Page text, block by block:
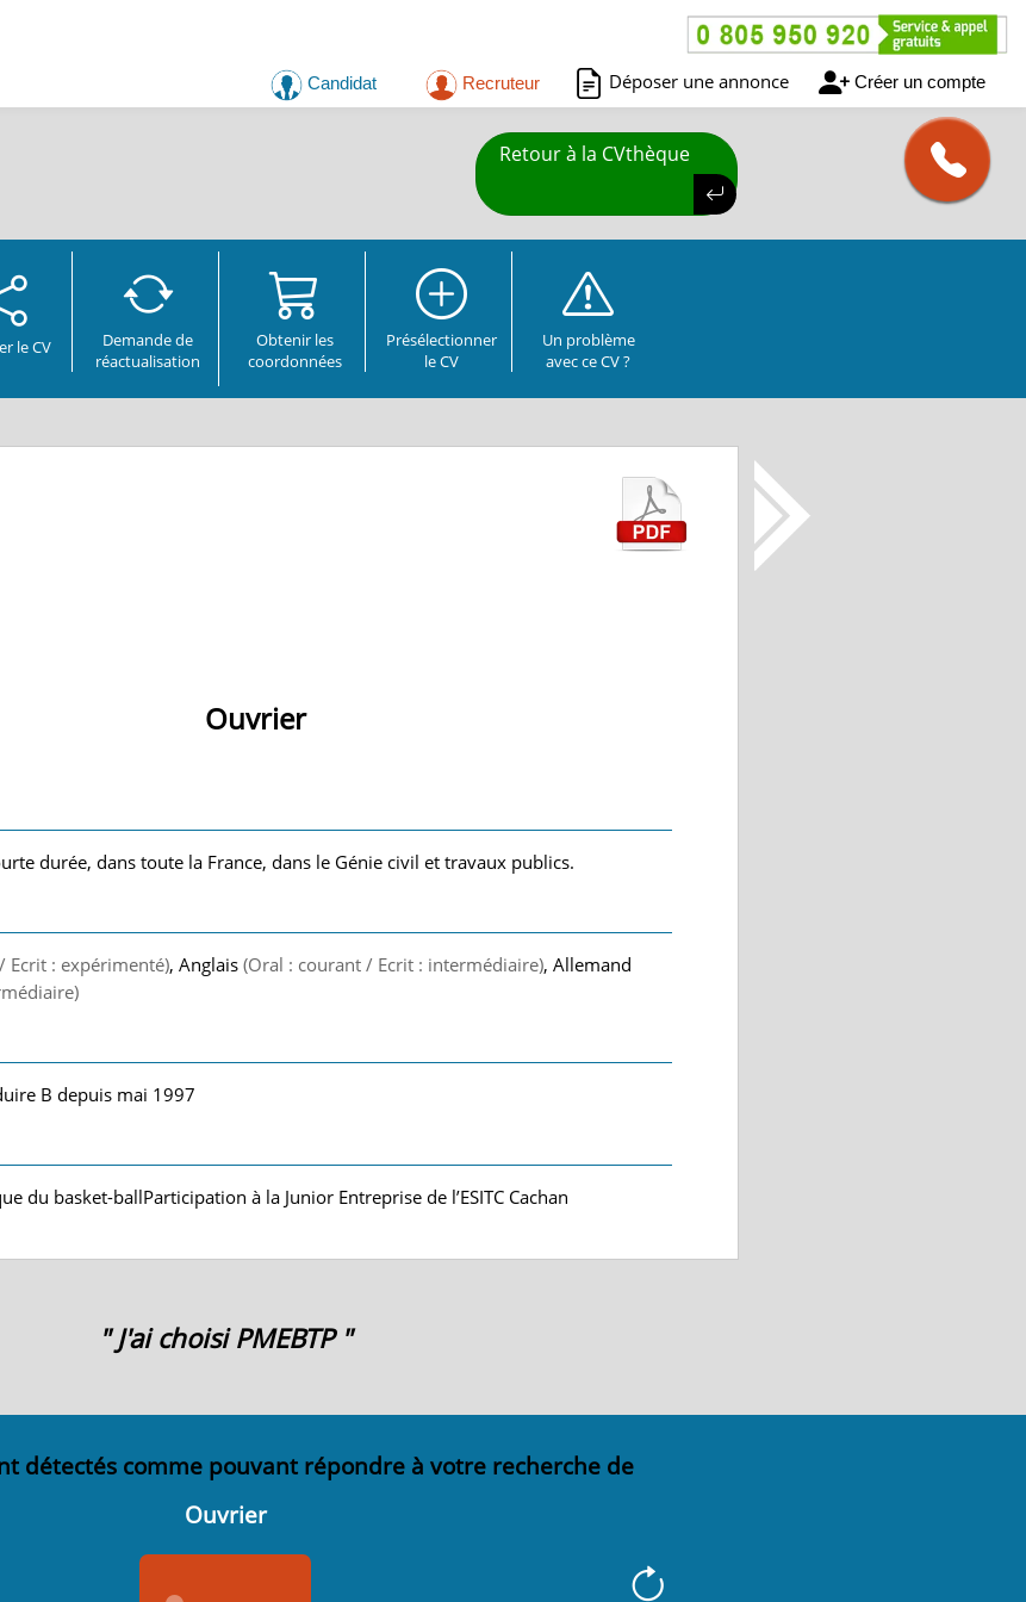
Candidat Recruteur Déposer une annonce Créer un compte
Retour à la CVthèque
le CV
Demande de
réactualisation
Obtenir les
coordonnées
Présélectionner
le CV
Un problème
avec ce CV ?
Ouvrier
durée, dans toute la France, dans le Génie civil et travaux publics.
Ecrit : expérimenté), Anglais (Oral : courant / Ecrit : intermédiaire), Allemand
B depuis mai 1997
du basket-ballParticipation à la Junior Entreprise de l’ESITC Cachan
" J'ai choisi PMEBTP "
détectés comme pouvant répondre à votre recherche de
Ouvrier